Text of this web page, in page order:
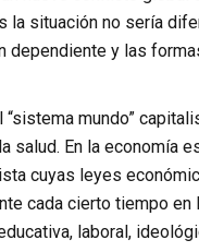
la situación no sería
dependiente y las
mundo”
salud. En la economía
cuyas leyes
cada cierto tiempo
laboral,